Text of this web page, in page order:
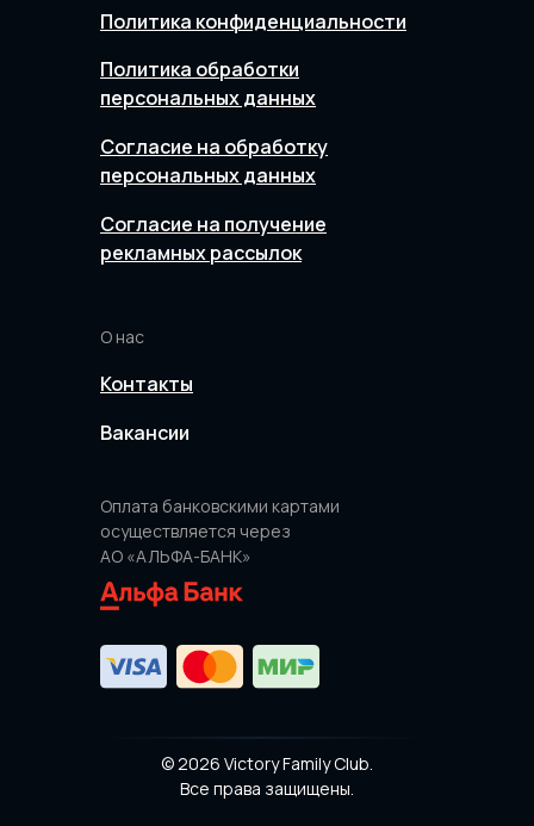
© 2026 Victory Family Club.
Все права защищены.
О нас
Контакты
Вакансии
Оплата банковскими картами
осуществляется через
АО «АЛЬФА-БАНК»
Политика конфиденциальности
Политика обработки
персональных данных
Согласие на обработку
персональных данных
Согласие на получение
рекламных рассылок